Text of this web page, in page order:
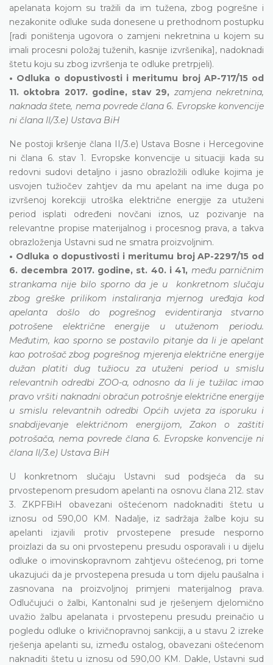
apelanata kojom su tražili da im tužena, zbog pogrešne i
nezakonite odluke suda donesene u prethodnom postupku
[radi poništenja ugovora o zamjeni nekretnina u kojem su
imali procesni položaj tuženih, kasnije izvršenika], nadoknadi
štetu koju su zbog izvršenja te odluke pretrpjeli).
• Odluka o dopustivosti i meritumu broj AP-717/15 od
11. oktobra 2017. godine, stav 29, zamjena nekretnina,
naknada štete, nema povrede člana 6. Evropske konvencije
ni člana II/3.e) Ustava BiH
Ne postoji kršenje člana II/3.e) Ustava Bosne i Hercegovine
ni člana 6. stav 1. Evropske konvencije u situaciji kada su
redovni sudovi detaljno i jasno obrazložili odluke kojima je
usvojen tužiočev zahtjev da mu apelant na ime duga po
izvršenoj korekciji utroška električne energije za utuženi
period isplati određeni novčani iznos, uz pozivanje na
relevantne propise materijalnog i procesnog prava, a takva
obrazloženja Ustavni sud ne smatra proizvoljnim.
• Odluka o dopustivosti i meritumu broj AP-2297/15 od
6. decembra 2017. godine, st. 40. i 41, među parničnim
strankama nije bilo sporno da je u konkretnom slučaju
zbog greške prilikom instaliranja mjernog uređaja kod
apelanta došlo do pogrešnog evidentiranja stvarno
potrošene električne energije u utuženom periodu.
Međutim, kao sporno se postavilo pitanje da li je apelant
kao potrošač zbog pogrešnog mjerenja električne energije
dužan platiti dug tužiocu za utuženi period u smislu
relevantnih odredbi ZOO-a, odnosno da li je tužilac imao
pravo vršiti naknadni obračun potrošnje električne energije
u smislu relevantnih odredbi Općih uvjeta za isporuku i
snabdijevanje električnom energijom, Zakon o zaštiti
potrošača, nema povrede člana 6. Evropske konvencije ni
člana II/3.e) Ustava BiH
U konkretnom slučaju Ustavni sud podsjeća da su
prvostepenom presudom apelanti na osnovu člana 212. stav
3. ZKPFBiH obavezani oštećenom nadoknaditi štetu u
iznosu od 590,00 KM. Nadalje, iz sadržaja žalbe koju su
apelanti izjavili protiv prvostepene presude nesporno
proizlazi da su oni prvostepenu presudu osporavali i u dijelu
odluke o imovinskopravnom zahtjevu oštećenog, pri tome
ukazujući da je prvostepena presuda u tom dijelu paušalna i
zasnovana na proizvoljnoj primjeni materijalnog prava.
Odlučujući o žalbi, Kantonalni sud je rješenjem djelomično
uvažio žalbu apelanata i prvostepenu presudu preinačio u
pogledu odluke o krivičnopravnoj sankciji, a u stavu 2 izreke
rješenja apelanti su, između ostalog, obavezani oštećenom
naknaditi štetu u iznosu od 590,00 KM. Dakle, Ustavni sud